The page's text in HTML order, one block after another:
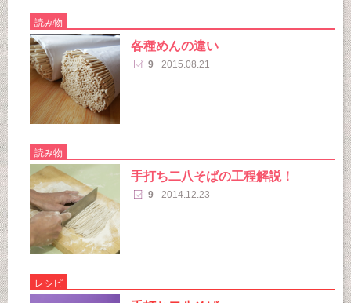
読み物
各種めんの違い
9 2015.08.21
読み物
手打ち二八そばの工程解説！
9 2014.12.23
レシピ